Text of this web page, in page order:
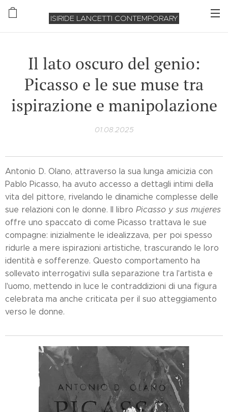
ISIRIDE LANCETTI CONTEMPORARY
Il lato oscuro del genio:
Picasso e le sue muse tra
ispirazione e manipolazione
01.08.2025
Antonio D. Olano, attraverso la sua lunga amicizia con
Pablo Picasso, ha avuto accesso a dettagli intimi della
vita del pittore, rivelando le dinamiche complesse delle
sue relazioni con le donne. Il libro Picasso y sus mujeres
offre uno spaccato di come Picasso trattava le sue
compagne: inizialmente le idealizzava, per poi spesso
ridurle a mere ispirazioni artistiche, trascurando le loro
identità e sofferenze. Questo comportamento ha
sollevato interrogativi sulla separazione tra l'artista e
l'uomo, mettendo in luce le contraddizioni di una figura
celebrata ma anche criticata per il suo atteggiamento
verso le donne.